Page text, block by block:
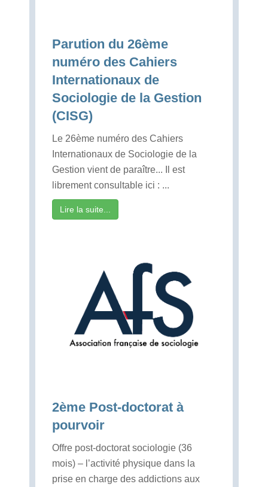
Parution du 26ème
numéro des Cahiers
Internationaux de
Sociologie de la Gestion
(CISG)
Le 26ème numéro des Cahiers
Internationaux de Sociologie de la
Gestion vient de paraître... Il est
librement consultable ici : ...
Lire la suite...
2ème Post-doctorat à
pourvoir
Offre post-doctorat sociologie (36
mois) – l’activité physique dans la
prise en charge des addictions aux